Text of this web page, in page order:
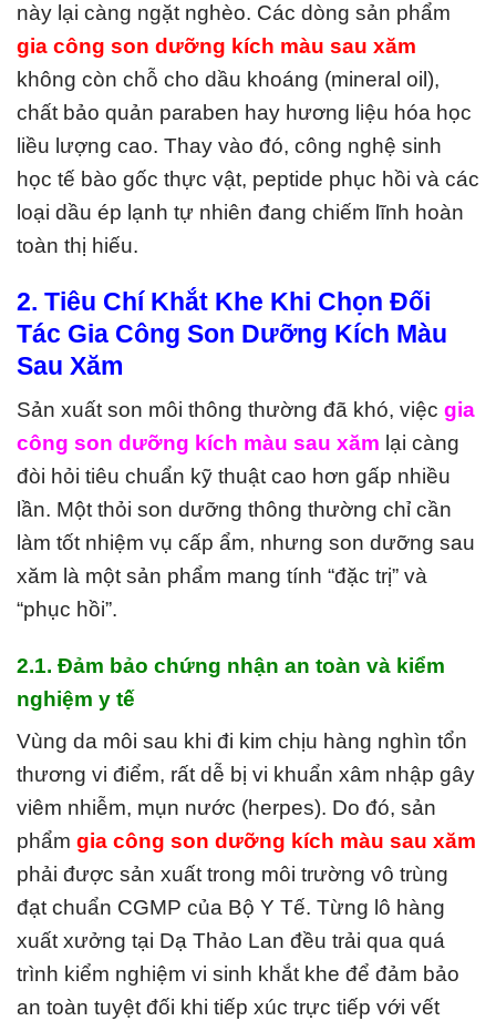
này lại càng ngặt nghèo. Các dòng sản phẩm
gia công son dưỡng kích màu sau xăm
không còn chỗ cho dầu khoáng (mineral oil),
chất bảo quản paraben hay hương liệu hóa học
liều lượng cao. Thay vào đó, công nghệ sinh
học tế bào gốc thực vật, peptide phục hồi và các
loại dầu ép lạnh tự nhiên đang chiếm lĩnh hoàn
toàn thị hiếu.
2. Tiêu Chí Khắt Khe Khi Chọn Đối
Tác Gia Công Son Dưỡng Kích Màu
Sau Xăm
Sản xuất son môi thông thường đã khó, việc gia
công son dưỡng kích màu sau xăm lại càng
đòi hỏi tiêu chuẩn kỹ thuật cao hơn gấp nhiều
lần. Một thỏi son dưỡng thông thường chỉ cần
làm tốt nhiệm vụ cấp ẩm, nhưng son dưỡng sau
xăm là một sản phẩm mang tính “đặc trị” và
“phục hồi”.
2.1. Đảm bảo chứng nhận an toàn và kiểm
nghiệm y tế
Vùng da môi sau khi đi kim chịu hàng nghìn tổn
thương vi điểm, rất dễ bị vi khuẩn xâm nhập gây
viêm nhiễm, mụn nước (herpes). Do đó, sản
phẩm gia công son dưỡng kích màu sau xăm
phải được sản xuất trong môi trường vô trùng
đạt chuẩn CGMP của Bộ Y Tế. Từng lô hàng
xuất xưởng tại Dạ Thảo Lan đều trải qua quá
trình kiểm nghiệm vi sinh khắt khe để đảm bảo
an toàn tuyệt đối khi tiếp xúc trực tiếp với vết